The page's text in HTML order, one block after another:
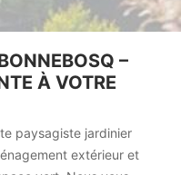
–
À VOTRE
paysagiste jardinier
extérieur et